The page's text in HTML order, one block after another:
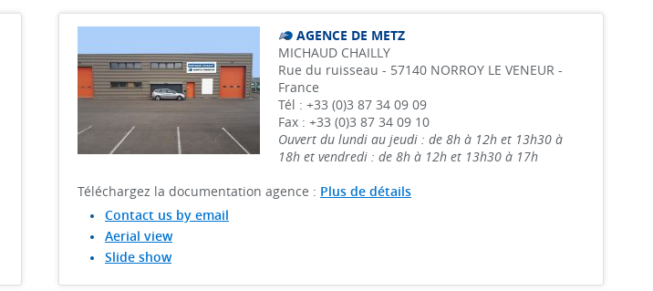
AGENCE DE METZ
MICHAUD CHAILLY
Rue du ruisseau - 57140 NORROY LE VENEUR -
France
Tél : +33 (0)3 87 34 09 09
Fax : +33 (0)3 87 34 09 10
Ouvert du lundi au jeudi : de 8h à 12h et 13h30 à
18h et vendredi : de 8h à 12h et 13h30 à 17h
Téléchargez la documentation agence : Plus de détails
Contact us by email
Aerial view
Slide show